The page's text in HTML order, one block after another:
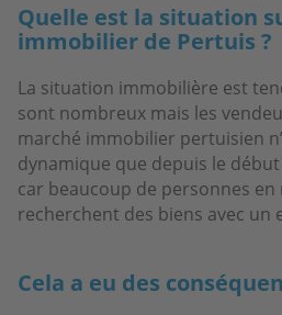
Quelle est la situation
immobilier de Pertuis ?
La situation immobilière est
sont nombreux mais les
marché immobilier pertuisien
dynamique que depuis le
car beaucoup de personnes en
recherchent des biens avec un
Cela a eu des